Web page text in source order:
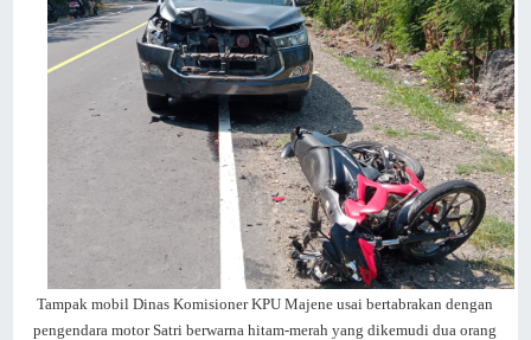
Tampak mobil Dinas Komisioner KPU Majene usai bertabrakan dengan
pengendara motor Satri berwarna hitam-merah yang dikemudi dua orang